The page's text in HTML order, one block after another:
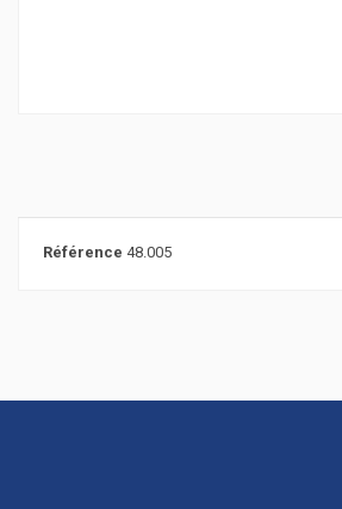
Référence 48.005